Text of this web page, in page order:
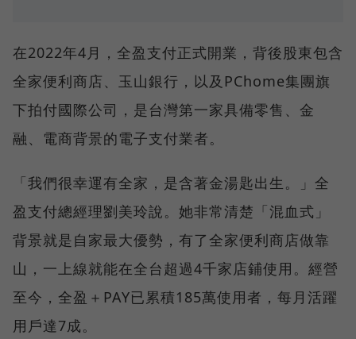
在2022年4月，全盈支付正式開業，背後股東包含
全家便利商店、玉山銀行，以及PChome集團旗
下拍付國際公司，是台灣第一家具備零售、金
融、電商背景的電子支付業者。
「我們很幸運有全家，是含著金湯匙出生。」全
盈支付總經理劉美玲說。她非常清楚「混血式」
背景就是自家最大優勢，有了全家便利商店做靠
山，一上線就能在全台超過4千家店鋪使用。經營
至今，全盈＋PAY已累積185萬使用者，每月活躍
用戶達7成。